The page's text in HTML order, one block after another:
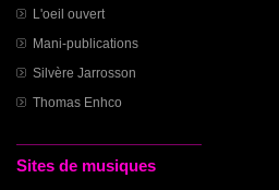
L'oeil ouvert
Mani-publications
Silvère Jarrosson
Thomas Enhco
Sites de musiques